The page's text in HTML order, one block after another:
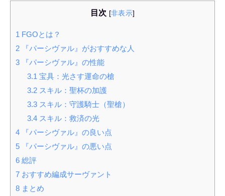
目次 [非表示]
1 FGOとは？
2 『パーシヴァル』がおすすめな人
3 『パーシヴァル』の性能
3.1 宝具：光さす運命の槍
3.2スキル：聖杯の加護
3.3スキル：守護騎士（聖槍）
3.4スキル：救済の光
4 『パーシヴァル』の良い点
5 『パーシヴァル』の悪い点
6 総評
7 おすすめ編成サーヴァント
8 まとめ